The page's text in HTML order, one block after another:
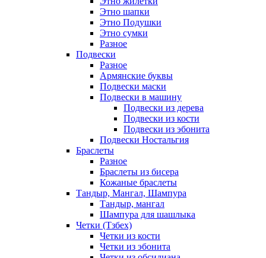
Этно шапки
Этно Подушки
Этно сумки
Разное
Подвески
Разное
Армянские буквы
Подвески маски
Подвески в машину
Подвески из дерева
Подвески из кости
Подвески из эбонита
Подвески Ностальгия
Браслеты
Разное
Браслеты из бисера
Кожаные браслеты
Тандыр, Мангал, Шампура
Тандыр, мангал
Шампура для шашлыка
Четки (Тзбех)
Четки из кости
Четки из эбонита